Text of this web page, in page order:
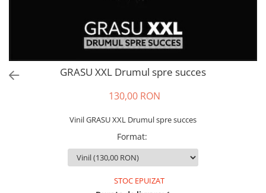
GRASU XXL Drumul spre succes
130,00 RON
Vinil GRASU XXL Drumul spre succes
Format:
STOC EPUIZAT